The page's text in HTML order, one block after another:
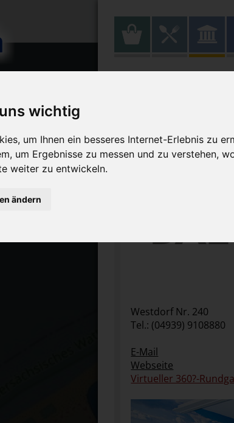
wichtig
um Ihnen ein besseres Internet-Erlebnis zu
um Ergebnisse zu messen und zu verstehen,
weiter zu entwickeln.
ändern
Westdorf Nr. 240
Tel.: (04939) 9108880
E-Mail
Webseite
Virtueller 360?-